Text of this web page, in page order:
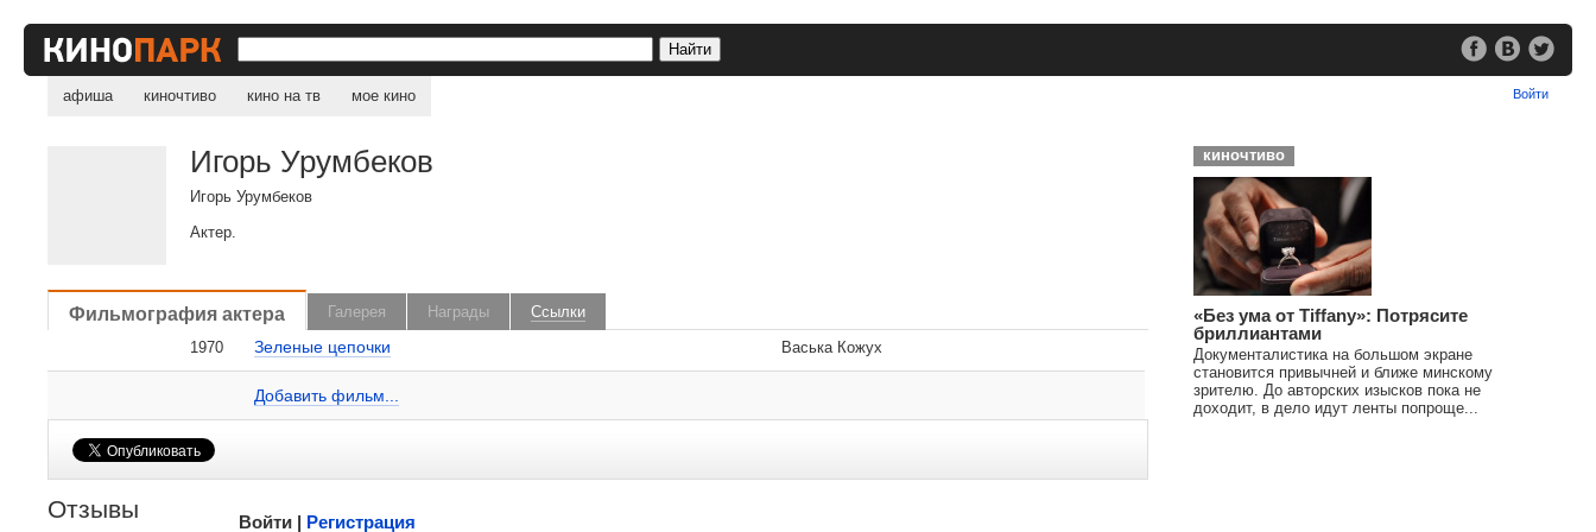
афиша киночтиво кино на тв мое кино Войти
Игорь Урумбеков
Игорь Урумбеков
Актер.
Фильмография актера Галерея Награды
Ссылки
1970
Зеленые цепочки Васька Кожух
Добавить фильм...
Игорь Урумбеков на сайте Кино-Театр.ru
Отзывы
, поделитесь своим мнением
Войти | Регистрация
киночтиво
«Без ума от Tiffany»: Потрясите
бриллиантами
Документалистика на большом экране
становится привычней и ближе минскому
зрителю. До авторских изысков пока не
доходит, в дело идут ленты попроще...